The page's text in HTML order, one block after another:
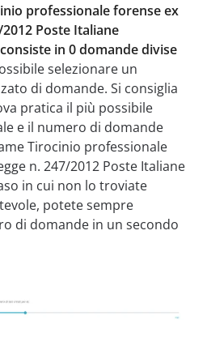
professionale forense ex
Poste Italiane
in 0 domande divise
selezionare un
di domande. Si consiglia
pratica il più possibile
e il numero di domande
Tirocinio professionale
n. 247/2012 Poste Italiane
in cui non lo troviate
potete sempre
di domande in un secondo